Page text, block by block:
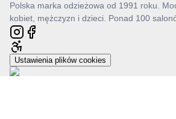
Polska marka odzieżowa od 1991 roku.
kobiet, mężczyzn i dzieci. Ponad 100
Ustawienia plików cookies